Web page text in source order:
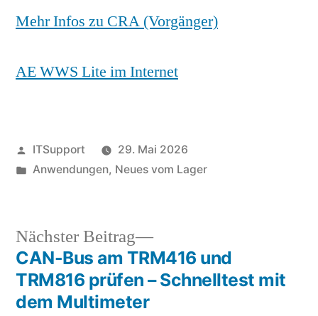
Mehr Infos zu CRA (Vorgänger)
AE WWS Lite im Internet
Veröffentlicht
von
ITSupport
29. Mai 2026
Veröffentlicht
Anwendungen, Neues vom Lager
Beitragsnavigation
Nächster Beitrag
Nächster
Beitrag:
CAN-Bus am TRM416 und
TRM816 prüfen – Schnelltest mit
dem Multimeter